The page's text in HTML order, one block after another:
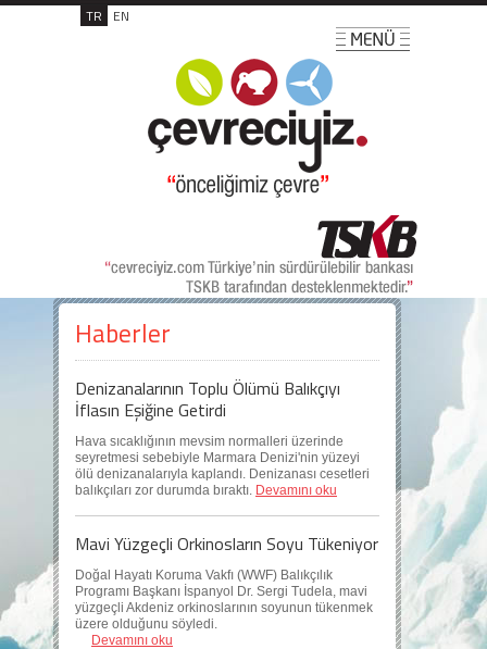
TR EN
Haberler
Denizanalarının Toplu Ölümü Balıkçıyı
İflasın Eşiğine Getirdi
Hava sıcaklığının mevsim normalleri üzerinde
seyretmesi sebebiyle Marmara Denizi'nin yüzeyi
ölü denizanalarıyla kaplandı. Denizanası cesetleri
balıkçıları zor durumda bıraktı. Devamını oku
Mavi Yüzgeçli Orkinosların Soyu Tükeniyor
Doğal Hayatı Koruma Vakfı (WWF) Balıkçılık
Programı Başkanı İspanyol Dr. Sergi Tudela, mavi
yüzgeçli Akdeniz orkinoslarının soyunun tükenmek
üzere olduğunu söyledi.
Devamını oku